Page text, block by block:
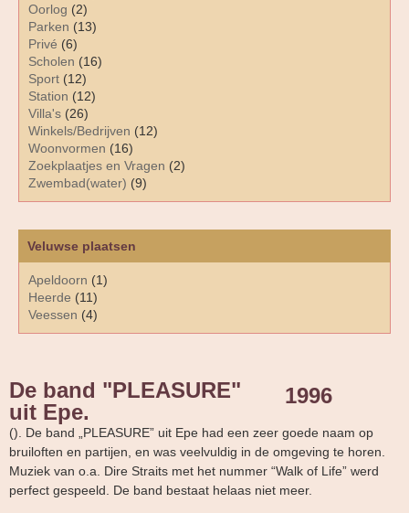
Oorlog (2)
Parken (13)
Privé (6)
Scholen (16)
Sport (12)
Station (12)
Villa's (26)
Winkels/Bedrijven (12)
Woonvormen (16)
Zoekplaatjes en Vragen (2)
Zwembad(water) (9)
Veluwse plaatsen
Apeldoorn (1)
Heerde (11)
Veessen (4)
De band "PLEASURE"
uit Epe.
1996
(). De band „PLEASURE” uit Epe had een zeer goede naam op
bruiloften en partijen, en was veelvuldig in de omgeving te horen.
Muziek van o.a. Dire Straits met het nummer “Walk of Life” werd
perfect gespeeld. De band bestaat helaas niet meer.